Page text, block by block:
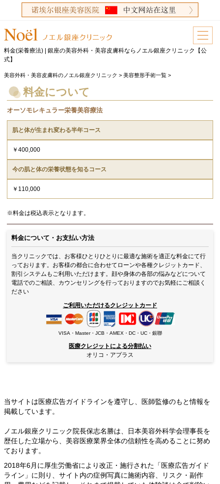
料金(栄養療法) | 銀座の美容外科・美容皮膚科ならノエル銀座クリニック【公
式】
美容外科・美容皮膚科のノエル銀座クリニック >美容整形手術一覧 >
料金について
オーソモレキュラー栄養美容療法
肌と体が生まれ変わる半年コース
￥400,000
今の肌と体の栄養状態を知るコース
￥110,000
※料金は税込表示となります。
料金について・お支払い方法
当クリニックでは、お客様ひとりひとりに最適な施術を適正な料金にて行
っております。お客様の都合に合わせてローンや各種クレジットカード、
割引システムもご利用いただけます。顔や身体の各部の悩みなどについて
電話でのご相談、カウンセリングを行っておりますのでお気軽にご相談く
ださい
ご利用いただけるクレジットカード
VISA・Master・JCB・AMEX・DC・UC・銀聯
医療クレジットによる分割払い
オリコ・アプラス
当サイトは医療広告ガイドラインを遵守し、
医師監修のもと情報を
掲載しています。
ノエル銀座クリニック院長保志名勝は、日本美容外科学会理事長を
歴任した立場から、美容医療業界全体の信頼性を高めることに努め
ております。
2018年6月に厚生労働省により改正・施行された「医療広告ガイド
ライン」に則り、サイト内の症例写真に施術内容、リスク・副作